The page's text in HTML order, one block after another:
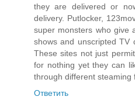
they are delivered or
delivery. Putlocker,
super monsters who give
shows and unscripted TV
These sites not just
for nothing yet they can
through different steaming
Ответить